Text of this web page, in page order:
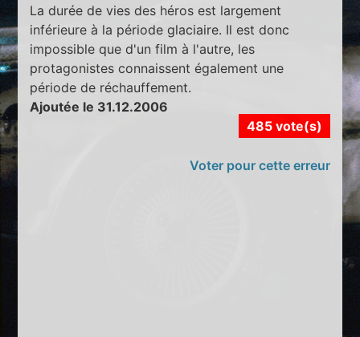
La durée de vies des héros est largement
inférieure à la période glaciaire. Il est donc
impossible que d'un film à l'autre, les
protagonistes connaissent également une
période de réchauffement.
Ajoutée le 31.12.2006
485 vote(s)
Voter pour cette erreur